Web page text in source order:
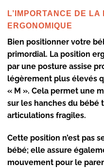
L’IMPORTANCE DE LA
ERGONOMIQUE
Bien positionner votre
primordial. La position
par une posture assise
légèrement plus élevés
« M ». Cela permet une
sur les hanches du bébé
articulations fragiles.
Cette position n’est pas
bébé; elle assure
mouvement pour le